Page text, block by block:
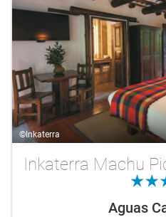
©Inkaterra
Inkaterra Machu
Aguas